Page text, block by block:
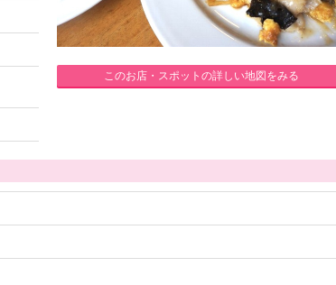
このお店・スポットの詳しい地図をみる